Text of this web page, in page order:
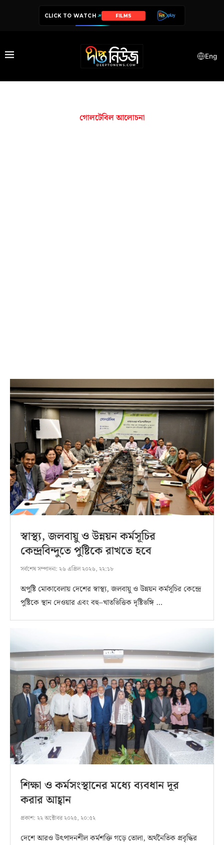
CLICK TO WATCH FILMS
Eng
গোলটেবিল আলোচনা
স্বাস্থ্য, জলবায়ু ও উন্নয়ন কর্মসূচির
কেন্দ্রবিন্দুতে পুষ্টিকে রাখতে হবে
সর্বশেষ সম্পাদনা: ২৬ এপ্রিল ২০২৬, ২২:১৮
অপুষ্টি মোকাবেলায় দেশের স্বাস্থ্য, জলবায়ু ও উন্নয়ন কর্মসূচির কেন্দ্রে
পুষ্টিকে স্থান দেওয়ার এবং বহু–খাতভিত্তিক দৃষ্টিভঙ্গি …
শিক্ষা ও কর্মসংস্থানের মধ্যে ব্যবধান দূর
করার আহ্বান
প্রকাশ: ২২ অক্টোবর ২০২৫, ২০:৫২
দেশে আরও উৎপাদনশীল কর্মশক্তি গড়ে তোলা, অর্থনৈতিক প্রবৃদ্ধির